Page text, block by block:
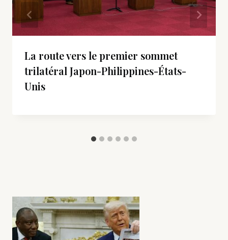
La route vers le premier sommet
trilatéral Japon-Philippines-États-
Unis